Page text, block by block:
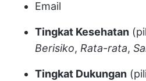
Email
Tingkat Kesehatan
Berisiko, Rata-rata,
Tingkat Dukungan